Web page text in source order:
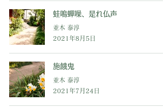
蛙鳴蟬噪、是れ仏声
並木 泰淳
2021年8月5日
施餓鬼
並木 泰淳
2021年7月24日